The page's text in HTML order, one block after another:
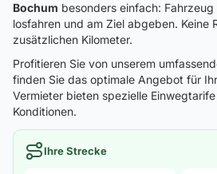
Bochum besonders einfach:
losfahren und am Ziel abgeben. Keine
zusätzlichen Kilometer.
Profitieren Sie von unserem
finden Sie das optimale Angebot für
Vermieter bieten spezielle
Konditionen.
Ihre Strecke